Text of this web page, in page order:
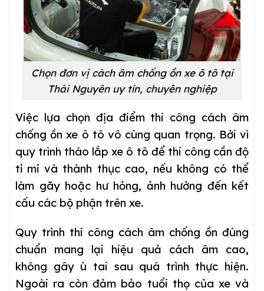
Chọn đơn vị cách âm chống ồn xe ô tô tại
Thái Nguyên uy tín, chuyên nghiệp
Việc lựa chọn địa điểm thi công cách âm
chống ồn xe ô tô vô cùng quan trọng. Bởi vì
quy trình tháo lắp xe ô tô để thi công cần độ
tỉ mỉ và thành thục cao, nếu không có thể
làm gãy hoặc hư hỏng, ảnh hưởng đến kết
cấu các bộ phận trên xe.
Quy trình thi công cách âm chống ồn đúng
chuẩn mang lại hiệu quả cách âm cao,
không gây ù tai sau quá trình thực hiện.
Ngoài ra còn đảm bảo tuổi thọ của xe và